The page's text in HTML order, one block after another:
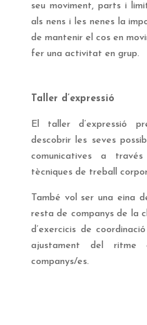
seu moviment, parts i
als nens i les nenes la
de mantenir el cos en
fer una activitat en grup.
Taller d’expressió
El taller d’expressió
descobrir les seves
comunicatives a través
tècniques de treball
També vol ser una eina
resta de companys de la
d’exercicis de
ajustament del ritme
companys/es.